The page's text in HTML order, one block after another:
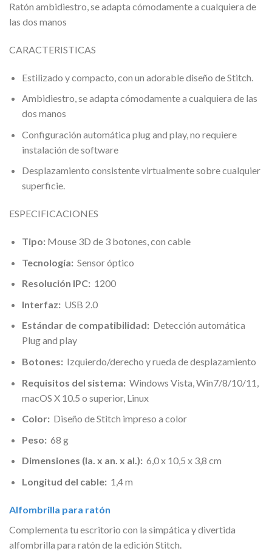
Ratón ambidiestro, se adapta cómodamente a cualquiera de
las dos manos
CARACTERISTICAS
Estilizado y compacto, con un adorable diseño de Stitch.
Ambidiestro, se adapta cómodamente a cualquiera de las
dos manos
Configuración automática plug and play, no requiere
instalación de software
Desplazamiento consistente virtualmente sobre cualquier
superficie.
ESPECIFICACIONES
Tipo:Mouse 3D de 3 botones, con cable
Tecnología: Sensor óptico
Resolución IPC: 1200
Interfaz: USB 2.0
Estándar de compatibilidad: Detección automática
Plug and play
Botones: Izquierdo/derecho y rueda de desplazamiento
Requisitos del sistema: Windows Vista, Win7/8/10/11,
macOS X 10.5 o superior, Linux
Color: Diseño de Stitch impreso a color
Peso: 68 g
Dimensiones (la. x an. x al.): 6,0 x 10,5 x 3,8 cm
Longitud del cable: 1,4 m
Alfombrilla para ratón
Complementa tu escritorio con la simpática y divertida
alfombrilla para ratón de la edición Stitch.